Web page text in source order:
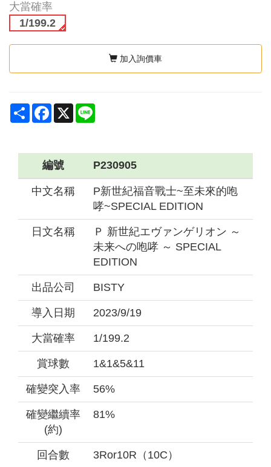
大當確率
1/199.2
加入詢價車
ShareFacebook
X
編號 P230905
中文名稱
P新世紀福音戰士~至未來的咆
哮~SPECIAL EDITION
日文名稱
Ｐ 新世紀エヴァンゲリオン ～
未来への咆哮 ～ SPECIAL
EDITION
出品公司 BISTY
導入日期 2023/9/19
大當確率 1/199.2
賞球數 1&1&5&11
確變突入率 56%
確變繼續率
(約)
81%
回合數 3Ror10R（10C）